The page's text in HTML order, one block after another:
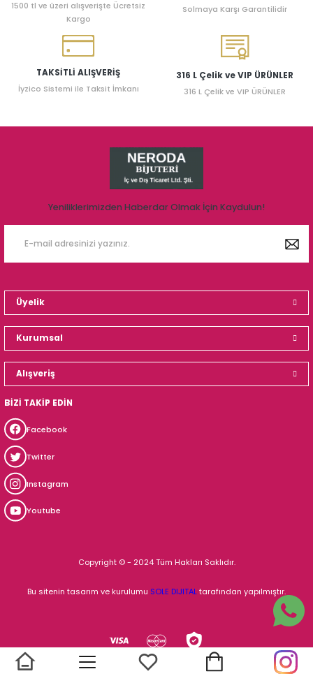
1500 tl ve üzeri alışverişte Ücretsiz
Kargo
Solmaya Karşı Garantilidir
TAKSİTLİ ALIŞVERİŞ
İyzico Sistemi ile Taksit İmkanı
316 L Çelik ve VIP ÜRÜNLER
316 L Çelik ve VIP ÜRÜNLER
Yeniliklerimizden Haberdar Olmak İçin Kaydulun!
Üyelik
Kurumsal
Alışveriş
BİZİ TAKİP EDİN
Facebook
Twitter
Instagram
Youtube
Copyright © - 2024 Tüm Hakları Saklıdır.
Bu sitenin tasarım ve kurulumu SOLE DIJITALtarafından yapılmıştır.